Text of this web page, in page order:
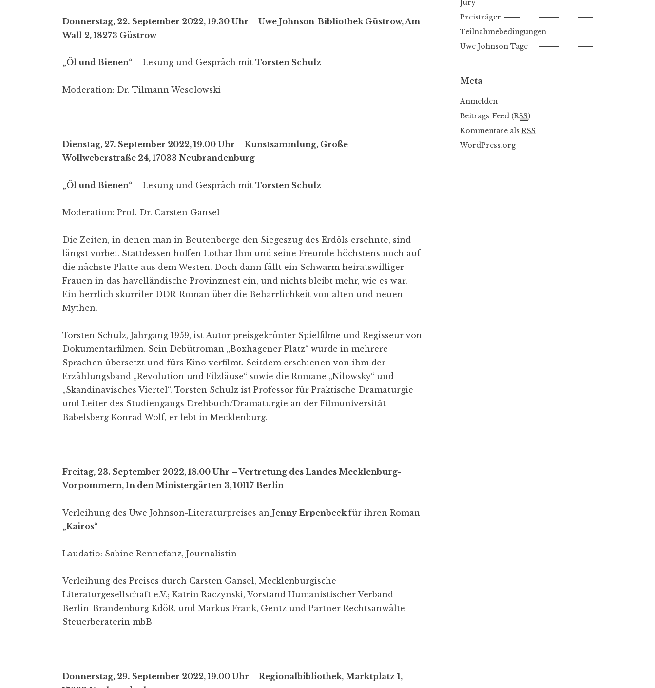
Donnerstag, 22. September 2022, 19.30 Uhr – Uwe Johnson-Bibliothek Güstrow, Am
Wall 2, 18273 Güstrow
„Öl und Bienen“ – Lesung und Gespräch mit Torsten Schulz
Moderation: Dr. Tilmann Wesolowski
Dienstag, 27. September 2022, 19.00 Uhr – Kunstsammlung, Große
Wollweberstraße 24, 17033 Neubrandenburg
„Öl und Bienen“ – Lesung und Gespräch mit Torsten Schulz
Moderation: Prof. Dr. Carsten Gansel
Die Zeiten, in denen man in Beutenberge den Siegeszug des Erdöls ersehnte, sind
längst vorbei. Stattdessen hoffen Lothar Ihm und seine Freunde höchstens noch auf
die nächste Platte aus dem Westen. Doch dann fällt ein Schwarm heiratswilliger
Frauen in das havelländische Provinznest ein, und nichts bleibt mehr, wie es war.
Ein herrlich skurriler DDR-Roman über die Beharrlichkeit von alten und neuen
Mythen.
Torsten Schulz, Jahrgang 1959, ist Autor preisgekrönter Spielfilme und Regisseur von
Dokumentarfilmen. Sein Debütroman „Boxhagener Platz“ wurde in mehrere
Sprachen übersetzt und fürs Kino verfilmt. Seitdem erschienen von ihm der
Erzählungsband „Revolution und Filzläuse“ sowie die Romane „Nilowsky“ und
„Skandinavisches Viertel“. Torsten Schulz ist Professor für Praktische Dramaturgie
und Leiter des Studiengangs Drehbuch/Dramaturgie an der Filmuniversität
Babelsberg Konrad Wolf, er lebt in Mecklenburg.
Freitag, 23. September 2022, 18.00 Uhr – Vertretung des Landes Mecklenburg-
Vorpommern, In den Ministergärten 3, 10117 Berlin
Verleihung des Uwe Johnson-Literaturpreises an Jenny Erpenbeckfür ihren Roman
„Kairos“
Laudatio: Sabine Rennefanz, Journalistin
Verleihung des Preises durch Carsten Gansel, Mecklenburgische
Literaturgesellschaft e.V.; Katrin Raczynski, Vorstand Humanistischer Verband
Berlin-Brandenburg KdöR, und Markus Frank, Gentz und Partner Rechtsanwälte
Steuerberaterin mbB
Donnerstag, 29. September 2022, 19.00 Uhr – Regionalbibliothek, Marktplatz 1,
Jury
Preisträger
Teilnahmebedingungen
Uwe Johnson Tage
Meta
Anmelden
Beitrags-Feed (RSS)
Kommentare als RSS
WordPress.org